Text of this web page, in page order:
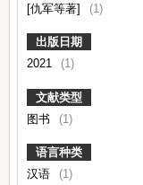
[仇军等著]
(1)
出版日期
2021
(1)
文献类型
图书
(1)
语言种类
汉语
(1)